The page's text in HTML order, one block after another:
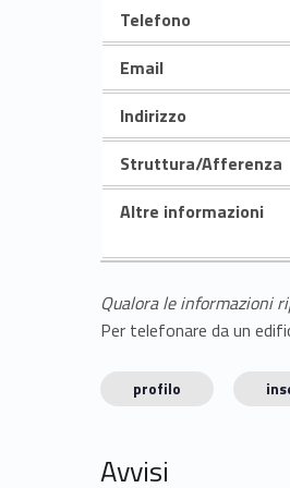
Telefono
Email
Indirizzo
Struttura/Afferenza
Altre informazioni
Qualora le informazioni
Per telefonare da un
profilo
Avvisi